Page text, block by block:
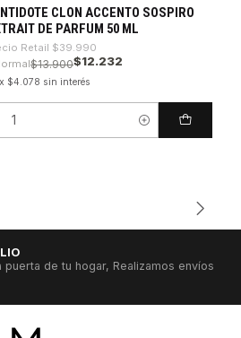
CLON ACCENTO SOSPIRO
DE PARFUM 50 ML
Retail $39.990
$13.900$12.232
$4.078 sin interés
de tu hogar, Realizamos envíos